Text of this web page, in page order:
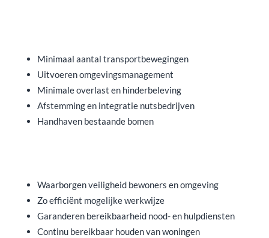
Minimaal aantal transportbewegingen
Uitvoeren omgevingsmanagement
Minimale overlast en hinderbeleving
Afstemming en integratie nutsbedrijven
Handhaven bestaande bomen
Waarborgen veiligheid bewoners en omgeving
Zo efficiënt mogelijke werkwijze
Garanderen bereikbaarheid nood- en hulpdiensten
Continu bereikbaar houden van woningen